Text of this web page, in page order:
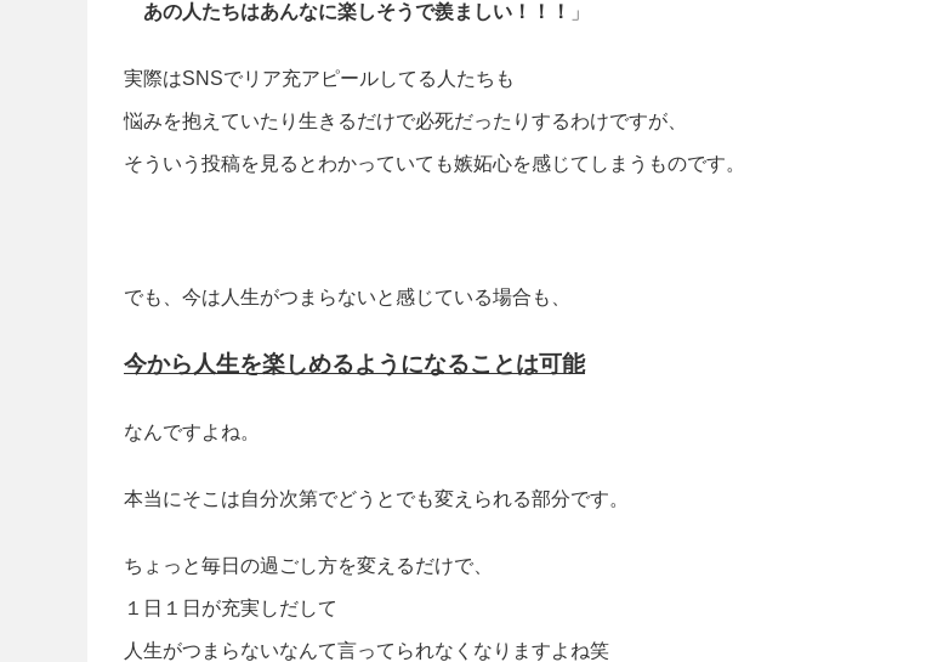
あの人たちはあんなに楽しそうで羨ましい！！！ 」
実際はSNSでリア充アピールしてる人たちも
悩みを抱えていたり生きるだけで必死だったりするわけですが、
そういう投稿を見るとわかっていても嫉妬心を感じてしまうものです。
でも、今は人生がつまらないと感じている場合も、
今から人生を楽しめるようになることは可能
なんですよね。
本当にそこは自分次第でどうとでも変えられる部分です。
ちょっと毎日の過ごし方を変えるだけで、
１日１日が充実しだして
人生がつまらないなんて言ってられなくなりますよね笑